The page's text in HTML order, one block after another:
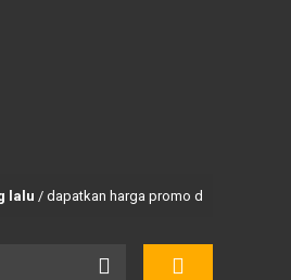
/ dapatkan harga promo dan paket